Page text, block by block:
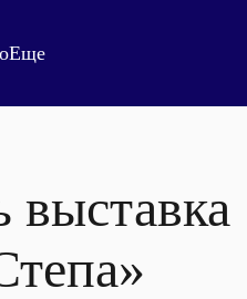
Еще
выставка